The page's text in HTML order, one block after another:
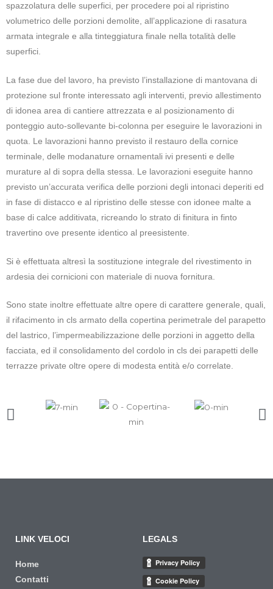
spazzolatura delle superfici, per procedere poi al ripristino
volumetrico delle porzioni demolite, all’applicazione di rasatura
armata integrale e alla tinteggiatura finale nella totalità delle
superfici.
La fase due del lavoro, ha previsto l’installazione di mantovana di
protezione sul fronte interessato agli interventi, previo allestimento
di idonea area di cantiere attrezzata e al posizionamento di
ponteggio auto-sollevante bi-colonna per eseguire le lavorazioni in
quota. Le lavorazioni hanno previsto il restauro della cornice
terminale, delle modanature ornamentali ivi presenti e delle
murature al di sopra della stessa. Le lavorazioni eseguite hanno
previsto un’accurata verifica delle porzioni degli intonaci deperiti ed
in fase di distacco e al ripristino delle stesse con idonee malte a
base di calce additivata, ricreando lo strato di finitura in finto
travertino ove presente identico al preesistente.
Si è effettuata altresì la sostituzione integrale del rivestimento in
ardesia dei cornicioni con materiale di nuova fornitura.
Sono state inoltre effettuate altre opere di carattere generale, quali,
il rifacimento in cls armato della copertina perimetrale del parapetto
del lastrico, l’impermeabilizzazione delle porzioni in aggetto della
facciata, ed il consolidamento del cordolo in cls dei parapetti delle
terrazze private oltre opere di modesta entità e/o correlate.
LINK VELOCI
Home
Contatti
LEGALS